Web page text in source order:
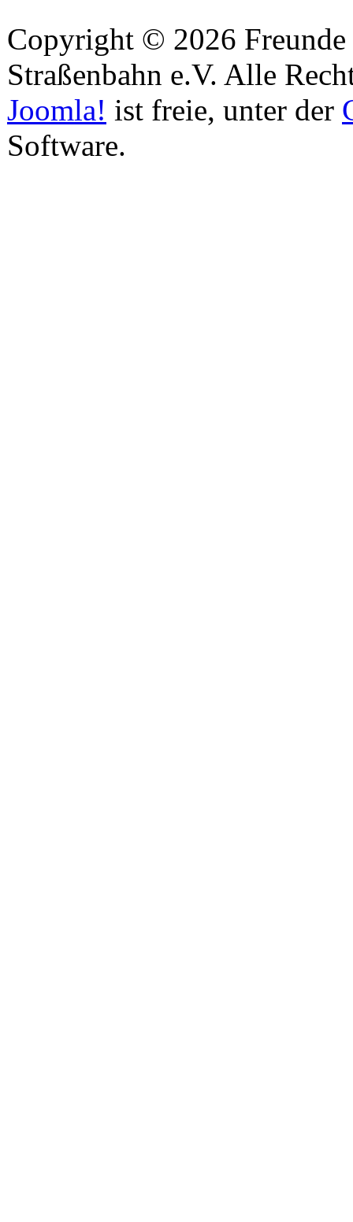
Copyright © 2026
Straßenbahn e.V. Alle
Joomla! ist freie, unter der
Software.